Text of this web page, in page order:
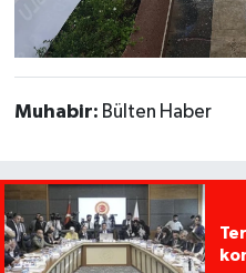
Muhabir: Bülten Haber